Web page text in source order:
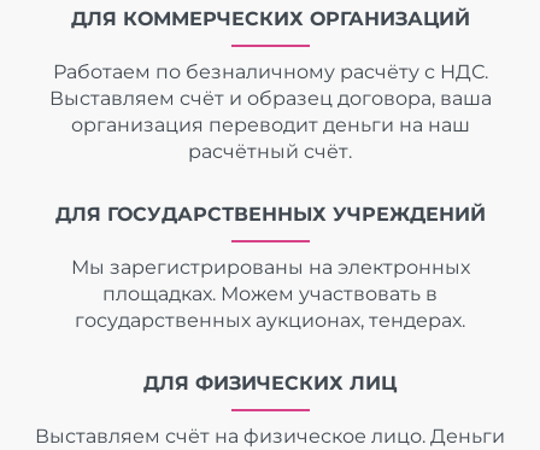
ДЛЯ КОММЕРЧЕСКИХ ОРГАНИЗАЦИЙ
Работаем по безналичному расчёту с НДС.
Выставляем счёт и образец договора, ваша
организация переводит деньги на наш
расчётный счёт.
ДЛЯ ГОСУДАРСТВЕННЫХ УЧРЕЖДЕНИЙ
Мы зарегистрированы на электронных
площадках. Можем участвовать в
государственных аукционах, тендерах.
ДЛЯ ФИЗИЧЕСКИХ ЛИЦ
Выставляем счёт на физическое лицо. Деньги